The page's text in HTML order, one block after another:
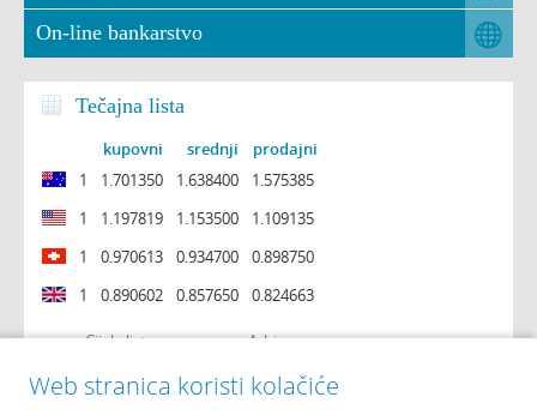
On-line bankarstvo
Tečajna lista
kupovni srednji
prodajni
1
1.701350 1.638400
1.575385
1
1.197819 1.153500
1.109135
1
0.970613 0.934700
0.898750
1
0.890602 0.857650 0.824663
Cijela lista Arhiva
Web stranica koristi kolačiće